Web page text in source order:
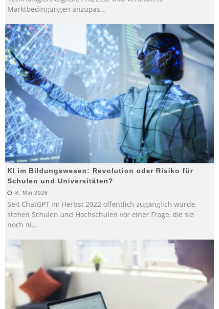
Marktbedingungen anzupas...
KI im Bildungswesen: Revolution oder Risiko für
Schulen und Universitäten?
8. Mai 2026
Seit ChatGPT im Herbst 2022 öffentlich zugänglich wurde,
stehen Schulen und Hochschulen vor einer Frage, die sie
noch ni...